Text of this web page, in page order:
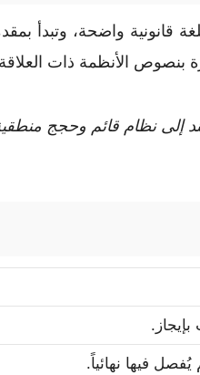
واضحة، وتبدأ
بنصوص الأنظمة ذات
إلى نظام قائم وحجج
فيها نهائياً.